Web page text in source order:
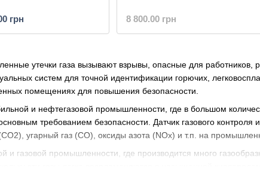
утечки газа вызывают взрывы, опасные для
систем для точной идентификации горючих,
помещениях для повышения безопасности.
и нефтегазовой промышленности, где в большом
требованием безопасности. Датчик газового контроля
угарный газ (CO), оксиды азота (NOx) и т.п. на
и газовой промышленности, где производится много
грн 8 800.00 грн